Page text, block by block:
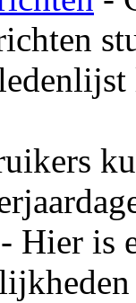
- Hier is